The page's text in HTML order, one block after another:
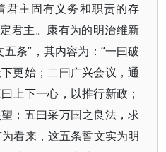
君主固有义务和职责的存
君主。康有为的明治维新
条”，其内容为：“一曰破
更始；二曰广兴会议，通
上下一心，以推行新政；
；五曰采万国之良法，求
看来，这五条誓文实为明